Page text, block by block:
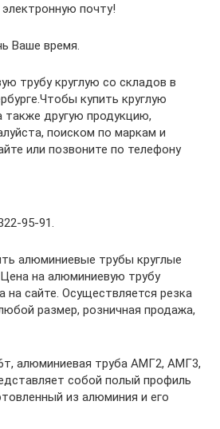
почту!
Ваше время.
трубу круглую со складов в
купить круглую
также другую продукцию,
поиском по маркам и
или позвоните по телефону
95-91.
алюминиевые трубы круглые
на алюминиевую трубу
на сайте. Осуществляется резка
размер, розничная продажа,
алюминиевая труба АМГ2, АМГ3,
собой полый профиль
из алюминия и его